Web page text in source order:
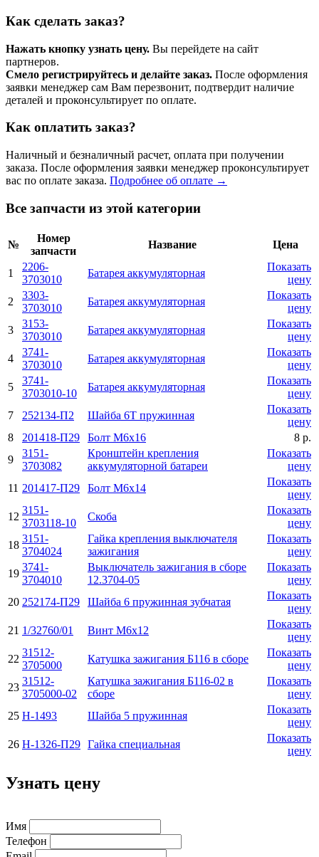
Как сделать заказ?
Нажать кнопку узнать цену. Вы перейдете на сайт
партнеров.
Смело регистрируйтесь и делайте заказ. После оформления
заявки менеджер сам Вам перезвонит, подтвердит наличие
деталей и проконсультирует по оплате.
Как оплатить заказ?
Наличный и безналичный расчет, оплата при получении
заказа. После оформления заявки менеджер проконсультирует
вас по оплате заказа. Подробнее об оплате →
Все запчасти из этой категории
№
Номер
запчасти
Название Цена
1
2206-
3703010
Батарея аккумуляторная
Показать
цену
2
3303-
3703010
Батарея аккумуляторная
Показать
цену
3
3153-
3703010
Батарея аккумуляторная
Показать
цену
4
3741-
3703010
Батарея аккумуляторная
Показать
цену
5
3741-
3703010-10
Батарея аккумуляторная
Показать
цену
7
252134-П2 Шайба 6Т пружинная
Показать
цену
8
201418-П29 Болт М6х16
8 р.
9
3151-
3703082
Кронштейн крепления
аккумуляторной батареи
Показать
цену
11 201417-П29 Болт М6х14
Показать
цену
12
3151-
3703118-10
Скоба
Показать
цену
18
3151-
3704024
Гайка крепления выключателя
зажигания
Показать
цену
19
3741-
3704010
Выключатель зажигания в сборе
12.3704-05
Показать
цену
20 252174-П29 Шайба 6 пружинная зубчатая
Показать
цену
21 1/32760/01 Винт М6х12
Показать
цену
22
31512-
3705000
Катушка зажигания Б116 в сборе
Показать
цену
23
31512-
3705000-02
Катушка зажигания Б116-02 в
сборе
Показать
цену
25 Н-1493 Шайба 5 пружинная
Показать
цену
26 Н-1326-П29 Гайка специальная
Показать
цену
Узнать цену
Имя
Телефон